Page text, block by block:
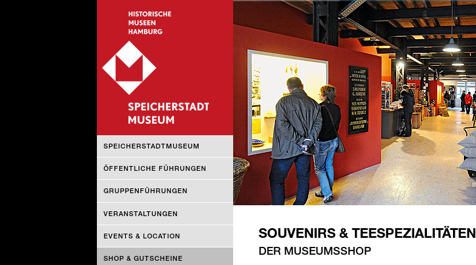
NAVIGATION
SPEICHERSTADTMUSEUM
ÖFFENTLICHE FÜHRUNGEN
GRUPPENFÜHRUNGEN
VERANSTALTUNGEN
EVENTS & LOCATION
SHOP & GUTSCHEINE
SOUVENIRS & TEESPEZIALITÄTEN
DER MUSEUMSSHOP